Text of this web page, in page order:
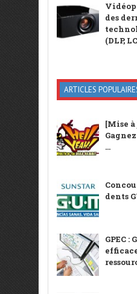
des
(DLP,
ARTICLES
[Mise à
...
dents
GPEC :